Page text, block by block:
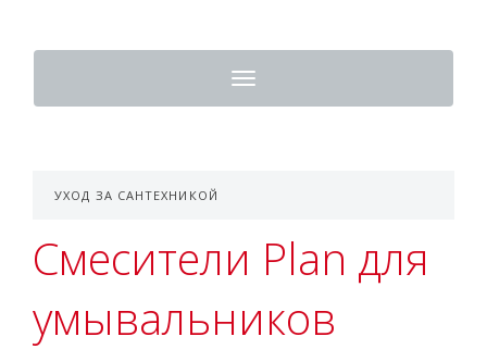
Toggle
navigation
УХОД ЗА САНТЕХНИКОЙ
Смесители Plan для
умывальников